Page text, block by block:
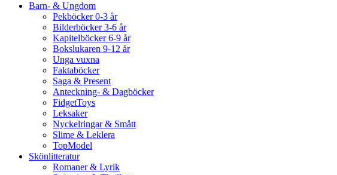
Barn- & Ungdom
Pekböcker 0-3 år
Bilderböcker 3-6 år
Kapitelböcker 6-9 år
Bokslukaren 9-12 år
Unga vuxna
Faktaböcker
Saga & Present
Anteckning- & Dagböcker
FidgetToys
Leksaker
Nyckelringar & Smått
Slime & Leklera
TopModel
Skönlitteratur
Romaner & Lyrik